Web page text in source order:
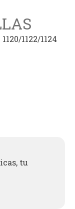
1120/1122/1124
tu